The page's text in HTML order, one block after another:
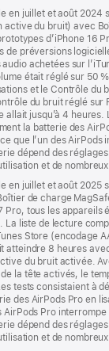
en juillet et août 2024
active du bruit) avec
d’iPhone 16
de préversions
achetées sur
était réglé sur 50 %
et le Contrôle du
du bruit réglé sur
allait jusqu’à 4
la batterie des
que l’un des AirPods
dépend des
et de
en juillet et août 2025
de charge
Pro, tous les appareils
La liste de lecture
Store (encodage
atteindre 8 heures
du bruit activée.
la tête activés, le
tests consistaient à
des AirPods Pro en
AirPods Pro
dépend des
et de